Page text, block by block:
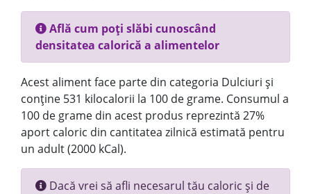
Află cum poți slăbi cunoscând
densitatea calorică a alimentelor
Acest aliment face parte din categoria Dulciuri și
conține 531 kilocalorii la 100 de grame. Consumul a
100 de grame din acest produs reprezintă 27%
aport caloric din cantitatea zilnică estimată pentru
un adult (2000 kCal).
Dacă vrei să afli necesarul tău caloric și de